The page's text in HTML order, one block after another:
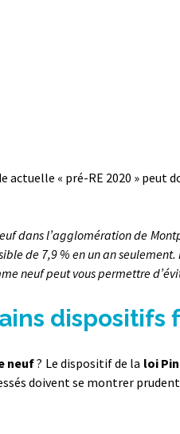
actuelle « pré-RE 2020 »
dans l’agglomération de
de 7,9 % en un an
neuf peut vous permettre
dispositifs
neuf? Le dispositif de la loi
doivent se montrer